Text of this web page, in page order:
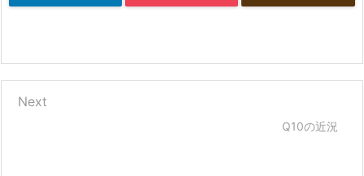
Q10の近況
Next